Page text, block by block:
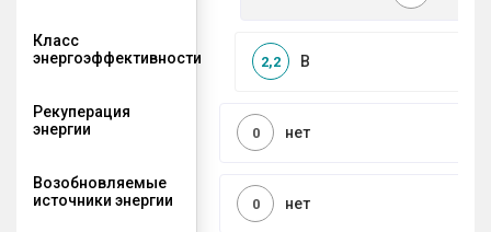
Класс
энергоэффективности
B
2,2
Рекуперация
энергии
нет
0
Возобновляемые
источники энергии
нет
0